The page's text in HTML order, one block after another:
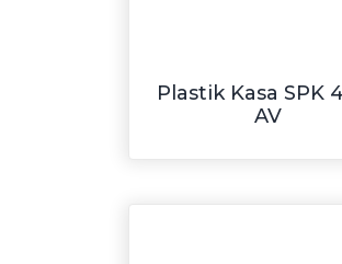
Plastik Kasa SPK
AV